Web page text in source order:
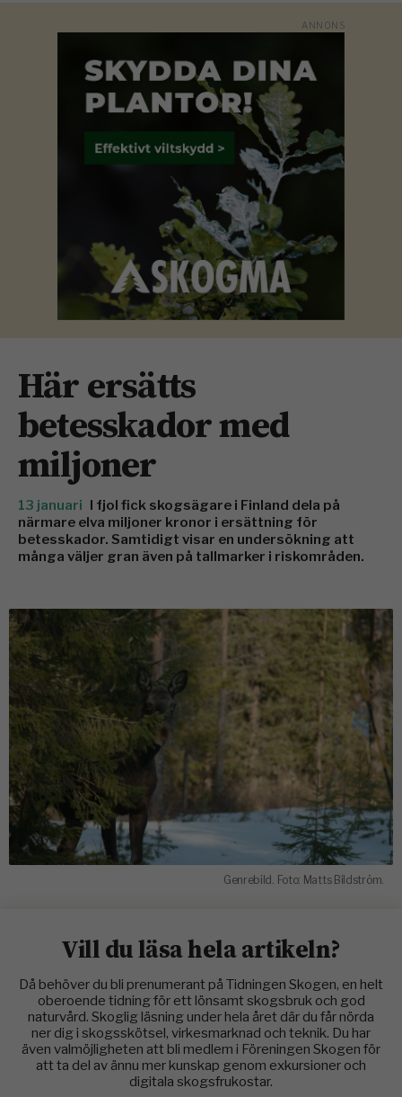
Här ersätts
betesskador med
miljoner
13 januari I fjol fick skogsägare i Finland dela på
närmare elva miljoner kronor i ersättning för
betesskador. Samtidigt visar en undersökning att
många väljer gran även på tallmarker i riskområden.
Genrebild. Foto: Matts Bildström.
Vill du läsa hela artikeln?
Då behöver du bli prenumerant på Tidningen Skogen, en helt
oberoende tidning för ett lönsamt skogsbruk och god
naturvård. Skoglig läsning under hela året där du får nörda
ner dig i skogsskötsel, virkesmarknad och teknik. Du har
även valmöjligheten att bli medlem i Föreningen Skogen för
att ta del av ännu mer kunskap genom exkursioner och
digitala skogsfrukostar.